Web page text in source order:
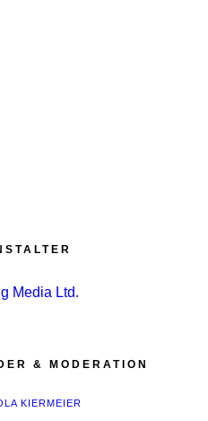
& MODERATION
KIERMEIER